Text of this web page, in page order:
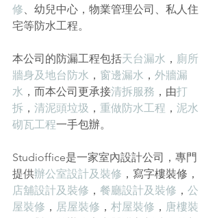
修、幼兒中心，物業管理公司、私人住
宅等防水工程。
本公司的防漏工程包括天台漏水 ， 廁所
牆身及地台防水 ， 窗邊漏水 ， 外牆漏
水 ，而本公司更承接清拆服務 ，由打
拆 ， 清泥頭垃圾 ， 重做防水工程 ， 泥水
砌瓦工程一手包辦。
Studioffice是一家室內設計公司，專門
提供辦公室設計及裝修 ， 寫字樓裝修 ，
店舖設計及裝修 ， 餐廳設計及裝修 ， 公
屋裝修 ， 居屋裝修 ， 村屋裝修 ， 唐樓裝